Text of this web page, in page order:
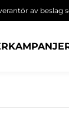
av beslag